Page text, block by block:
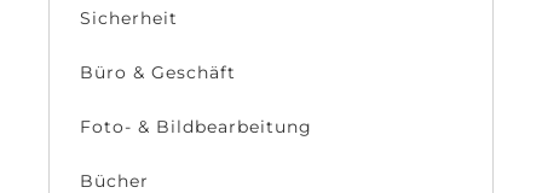
Sicherheit
Büro & Geschäft
Foto- & Bildbearbeitung
Bücher